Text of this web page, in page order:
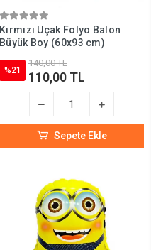
Kırmızı Uçak Folyo Balon
Büyük Boy (60x93 cm)
%21
140,00 TL
110,00 TL
Sepete Ekle